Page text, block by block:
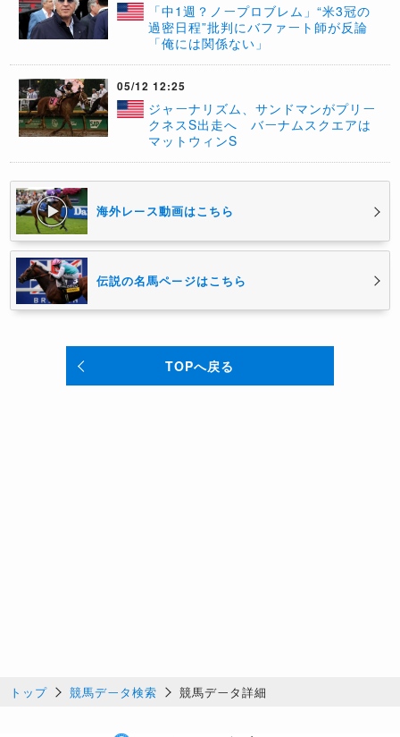
「中1週？ノープロブレム」“米3冠の
過密日程”批判にバファート師が反論
「俺には関係ない」
05/12 12:25
​ジャーナリズム、サンドマンがプリー
クネスS出走へ バーナムスクエアは
マットウィンS
海外レース動画はこちら
伝説の名馬ページはこちら
TOPへ戻る
トップ 競馬データ検索 競馬データ詳細